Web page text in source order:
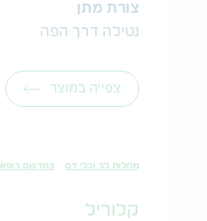
צורת מתן
נטילה דרך הפה
צפייה במוצר
מחלות לב וכלי דם במרשם רופא
קלוריל